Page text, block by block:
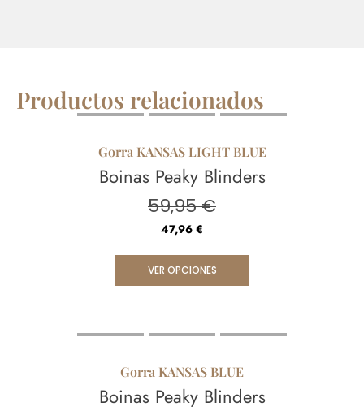
Productos relacionados
Gorra KANSAS LIGHT BLUE
Boinas Peaky Blinders
59,95€
47,96 €
VER OPCIONES
Gorra KANSAS BLUE
Boinas Peaky Blinders